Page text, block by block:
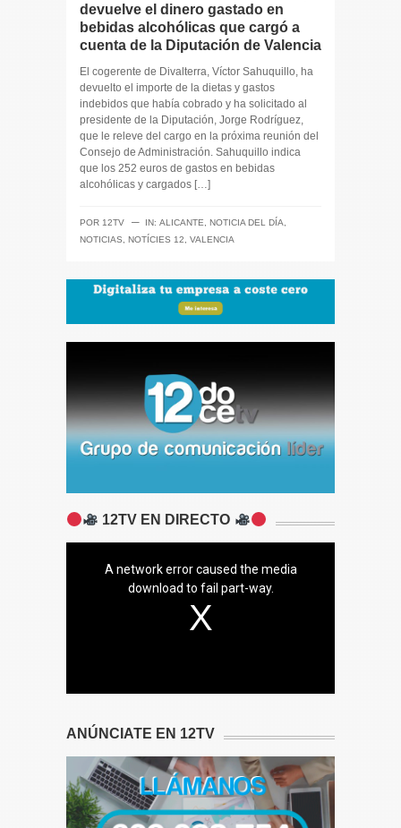
devuelve el dinero gastado en
bebidas alcohólicas que cargó a
cuenta de la Diputación de Valencia
El cogerente de Divalterra, Víctor Sahuquillo, ha
devuelto el importe de la dietas y gastos
indebidos que había cobrado y ha solicitado al
presidente de la Diputación, Jorge Rodríguez,
que le releve del cargo en la próxima reunión del
Consejo de Administración. Sahuquillo indica
que los 252 euros de gastos en bebidas
alcohólicas y cargados […]
POR 12TV ─ IN: ALICANTE, NOTICIA DEL DÍA,
NOTICIAS, NOTÍCIES 12, VALENCIA
12TV EN DIRECTO
A network error caused the media
download to fail part-way.
ANÚNCIATE EN 12TV